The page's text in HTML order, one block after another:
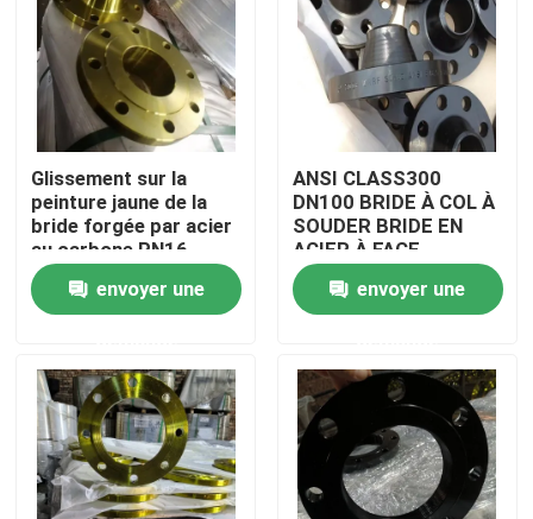
Accueil
A propos de nous
Contacts
Produits
Glissement sur la
peinture jaune de la
bride forgée par acier
au carbone PN16
CLASS150
envoyer une
ANSI CLASS300
DN100 BRIDE À COL À
SOUDER BRIDE EN
ACIER À FACE
SURÉLEVÉE
envoyer une